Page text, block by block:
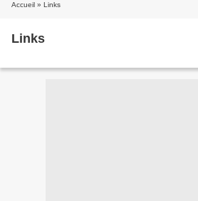
Accueil » Links
Links